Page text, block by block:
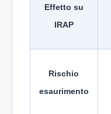
Effetto su
IRAP
Rischio
esaurimento